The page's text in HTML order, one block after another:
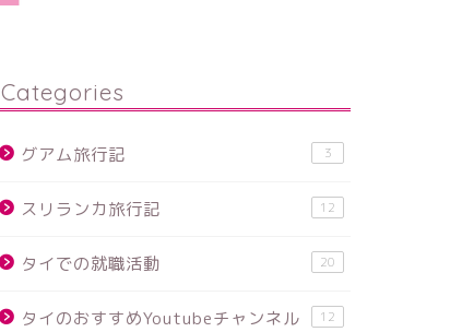
Categories
グアム旅行記 3
スリランカ旅行記 12
タイでの就職活動 20
タイのおすすめYoutubeチャンネル 12